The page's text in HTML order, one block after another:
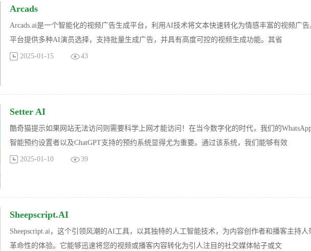
Arcads
Arcads.ai是一个智能化的视频广告生成平台，利用AI技术将文本快速转化为情感丰富的视频广告
平台提供多种AI演员选择，支持批量生成广告，并具有高度可控的视频生成功能。其省
2025-01-15 43
Setter AI
酷奇猫提示如果网站无法访问则需要科学上网才能访问！在当今数字化的时代，我们的
智能预约设置者以及ChatGPT支持的预约系统显得尤为重要。通过该系统，我们能够有效
2025-01-10 39
Sheepscript.AI
Sheepscript.ai，这个引领风潮的AI工具，以其独特的人工智能技术，为内容创作者和播客主持人
革命性的体验。它能够迅速将您的视频或播客内容转化为引人注目的社交媒体帖子或文